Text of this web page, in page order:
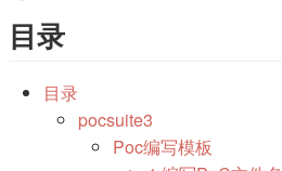
目录
目录
pocsuite3
Poc编写模板